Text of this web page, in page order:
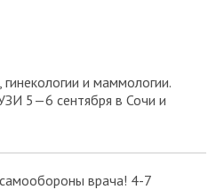
и маммологии.
5—6 сентября в Сочи и
врача! 4-7